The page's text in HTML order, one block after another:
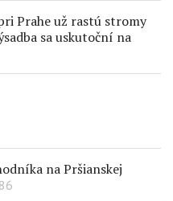
Prahe už rastú stromy
sa uskutoční na
na Pršianskej